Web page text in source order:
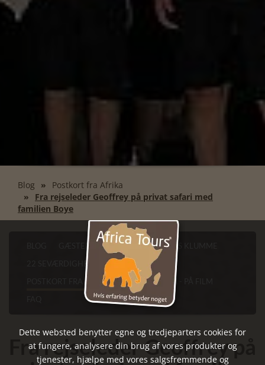
Blog
Postkort fra Afrika
Fra rejseleder Geoffrey på privat safari med
familien Boye
GÆSTERNE FORTÆLLER
FINN'S KLUMME
22 SEVÆRDIGHEDER I CAPE TOWN
POSTKORT FRA AFRIKA
VORES AFRIKA - PÅ FILM
Fra rejseleder Geoffrey på
Dette websted benytter egne og tredjeparters cookies for
at fungere, analysere din brug af vores produkter og
tjenester, hjælpe med vores salgsfremmende og